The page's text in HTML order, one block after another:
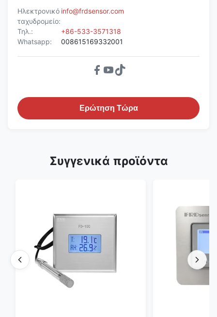
Ηλεκτρονικό
ταχυδρομείο:
info@frdsensor.com
Τηλ.:
+86-533-3571318
Whatsapp:
008615169332001
Ερώτηση Τώρα
Συγγενικά προϊόντα